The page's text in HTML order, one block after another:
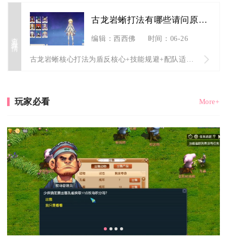
查看详情
古龙岩蜥打法有哪些请问原神新手
编辑：西西佛 时间：06-26
玩家必看 More+